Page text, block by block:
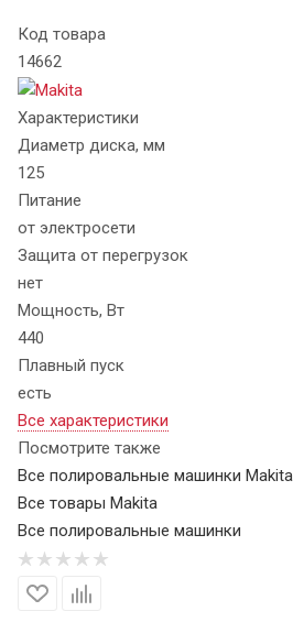
Код товара
14662
Характеристики
Диаметр диска, мм
125
Питание
от электросети
Защита от перегрузок
нет
Мощность, Вт
440
Плавный пуск
есть
Все характеристики
Посмотрите также
Все полировальные машинки Makita
Все товары Makita
Все полировальные машинки